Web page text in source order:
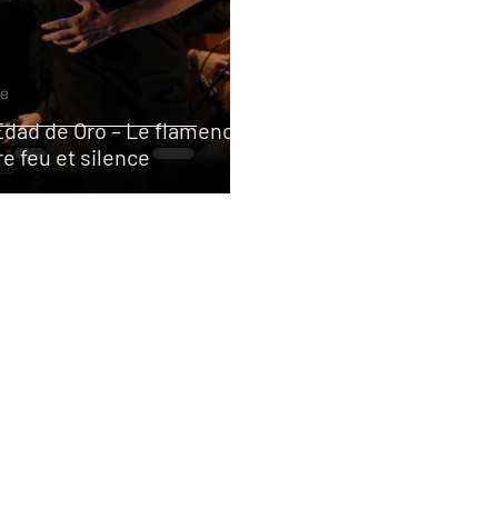
de Oro – Le flamenco,
feu et silence